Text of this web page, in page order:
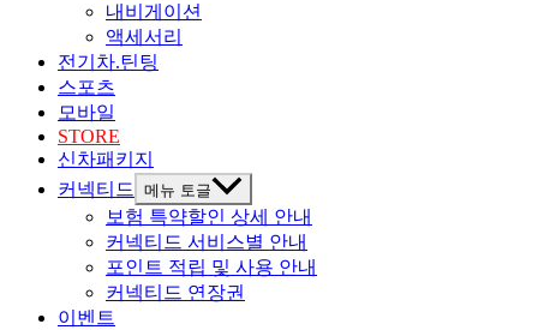
내비게이션
액세서리
전기차.틴팅
스포츠
모바일
STORE
신차패키지
커넥티드
메뉴 토글
보험 특약할인 상세 안내
커넥티드 서비스별 안내
포인트 적립 및 사용 안내
커넥티드 연장권
이벤트